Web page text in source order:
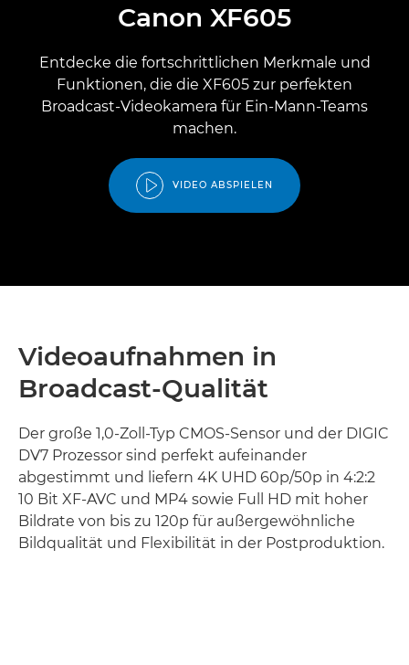
Canon XF605
Entdecke die fortschrittlichen Merkmale und
Funktionen, die die XF605 zur perfekten
Broadcast-Videokamera für Ein-Mann-Teams
machen.
VIDEO ABSPIELEN
Videoaufnahmen in
Broadcast-Qualität
Der große 1,0-Zoll-Typ CMOS-Sensor und der DIGIC
DV7 Prozessor sind perfekt aufeinander
abgestimmt und liefern 4K UHD 60p/50p in 4:2:2
10 Bit XF-AVC und MP4 sowie Full HD mit hoher
Bildrate von bis zu 120p für außergewöhnliche
Bildqualität und Flexibilität in der Postproduktion.